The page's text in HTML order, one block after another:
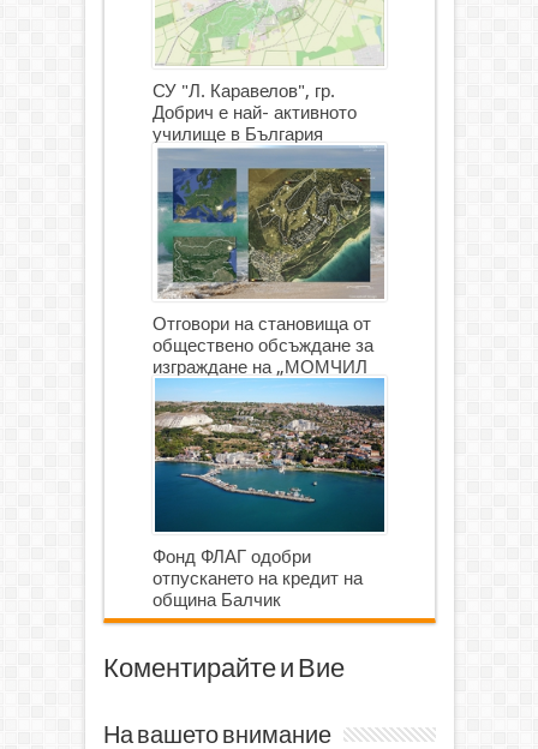
СУ "Л. Каравелов", гр.
Добрич е най- активното
училище в България
Отговори на становища от
обществено обсъждане за
изграждане на „МОМЧИЛ
ГОЛФ И ГОЛФ ИГРИЩЕ”
Фонд ФЛАГ одобри
отпускането на кредит на
община Балчик
Коментирайте и Вие
На вашето внимание